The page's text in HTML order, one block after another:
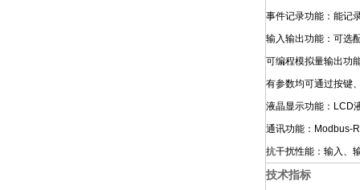
事件记录功能：能记
输入输出功能：可选
可编程模拟量输出功
有参数均可通过按键
液晶显示功能：LCD
通讯功能：Modbus-
抗干扰性能：输入、
技术指标